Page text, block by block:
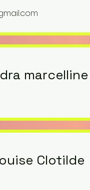
marcelline
Clotilde